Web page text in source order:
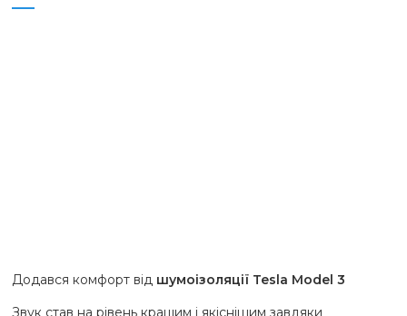
Додався комфорт від шумоізоляції Tesla Model 3
Звук став на рівень кращим і якіснішим завдяки